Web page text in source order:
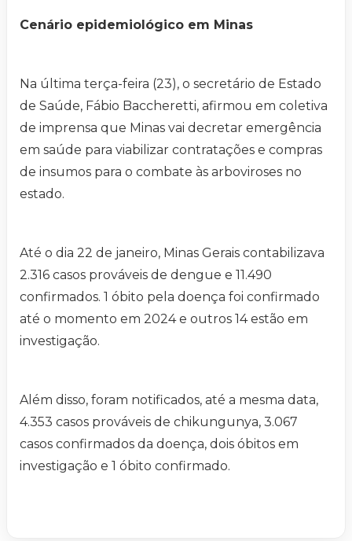
Cenário epidemiológico em Minas
Na última terça-feira (23), o secretário de Estado
de Saúde, Fábio Baccheretti, afirmou em coletiva
de imprensa que Minas vai decretar emergência
em saúde para viabilizar contratações e compras
de insumos para o combate às arboviroses no
estado.
Até o dia 22 de janeiro, Minas Gerais contabilizava
2.316 casos prováveis de dengue e 11.490
confirmados. 1 óbito pela doença foi confirmado
até o momento em 2024 e outros 14 estão em
investigação.
Além disso, foram notificados, até a mesma data,
4.353 casos prováveis de chikungunya, 3.067
casos confirmados da doença, dois óbitos em
investigação e 1 óbito confirmado.